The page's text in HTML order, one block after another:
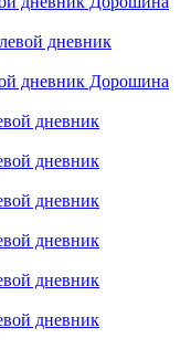
дневник
дневник Дорошина
дневник
дневник
дневник
дневник
дневник
дневник